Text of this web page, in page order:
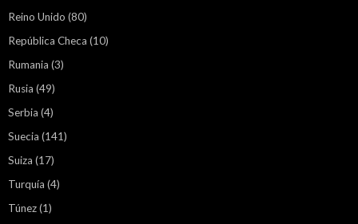
Reino Unido (80)
República Checa (10)
Rumania (3)
Rusia (49)
Serbia (4)
Suecia (141)
Suiza (17)
Turquía (4)
Túnez(1)